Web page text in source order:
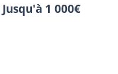
Jusqu'à 1 000€